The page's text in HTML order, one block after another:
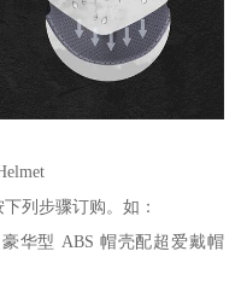
列步骤订购。如：
华型 ABS 帽壳配超爱戴帽